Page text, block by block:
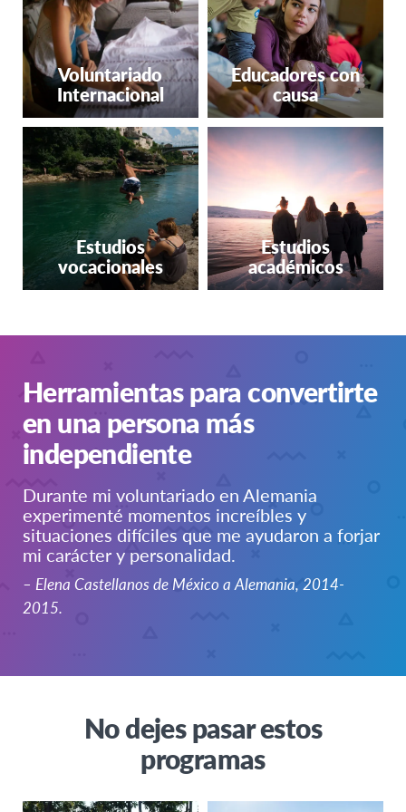
Finlandia
Francia
Holanda
Hungría
Italia
Letonia
Suecia
Suiza
Canadá
Estados Unidos
Voluntariado
Internacional
Educadores con
causa
Estudios
vocacionales
Estudios
académicos
Herramientas para convertirte
en una persona más
independiente
Durante mi voluntariado en Alemania
experimenté momentos increíbles y
situaciones difíciles que me ayudaron a forjar
mi carácter y personalidad.
– Elena Castellanos de México a Alemania, 2014-
2015.
No dejes pasar estos
programas